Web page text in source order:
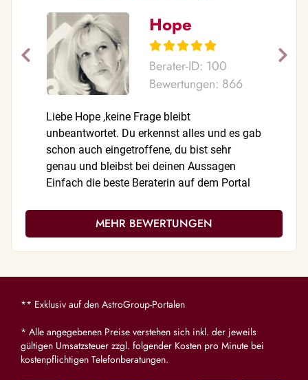
Hope
Berater-ID: 100
Bewertungen: 866
Liebe Hope ,keine Frage bleibt
unbeantwortet. Du erkennst alles und es gab
schon auch eingetroffene, du bist sehr
genau und bleibst bei deinen Aussagen
Einfach die beste Beraterin auf dem Portal
MEHR BEWERTUNGEN
** Exklusiv auf den AstroGroup-Portalen
* Alle angegebenen Preise verstehen sich inkl. der jeweils
gültigen Umsatzsteuer zzgl. folgender Kosten pro Minute bei
kostenpflichtigen Telefonberatungen.